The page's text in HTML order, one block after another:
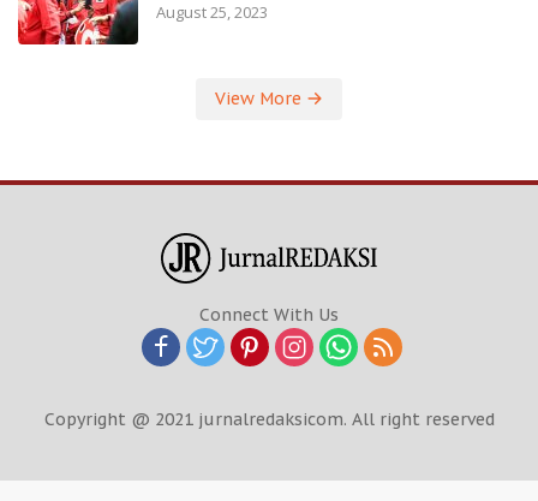
August 25, 2023
View More
Connect With Us
Copyright @ 2021 jurnalredaksicom. All right reserved